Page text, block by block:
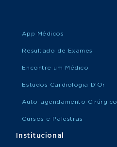
App Médicos
Resultado de Exames
Encontre um Médico
Estudos Cardiologia D'Or
Auto-agendamento Cirúrgico
Cursos e Palestras
Institucional